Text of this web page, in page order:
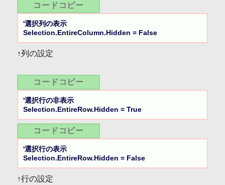
コードコピー
'選択列の表示
Selection.EntireColumn.Hidden = False
↑列の設定
コードコピー
'選択行の非表示
Selection.EntireRow.Hidden = True
コードコピー
'選択行の表示
Selection.EntireRow.Hidden = False
↑行の設定